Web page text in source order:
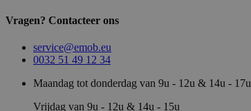
Vragen? Contacteer ons
service@emob.eu
0032 51 49 12 34
Maandag tot donderdag van 9u - 12u & 14u - 17u
Vrijdag van 9u - 12u & 14u - 15u